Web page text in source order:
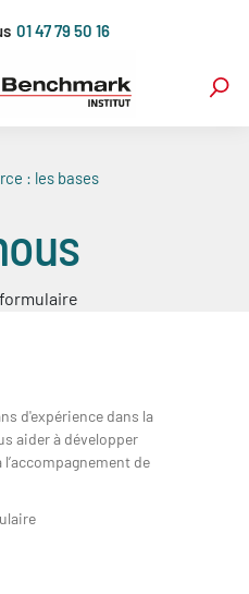
01 47 79 50 16
: les bases
d'expérience dans la
aider à développer
de